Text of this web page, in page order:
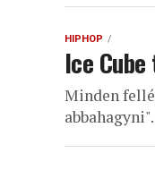
HIPHOP
Ice
Minden
abbahagyni".